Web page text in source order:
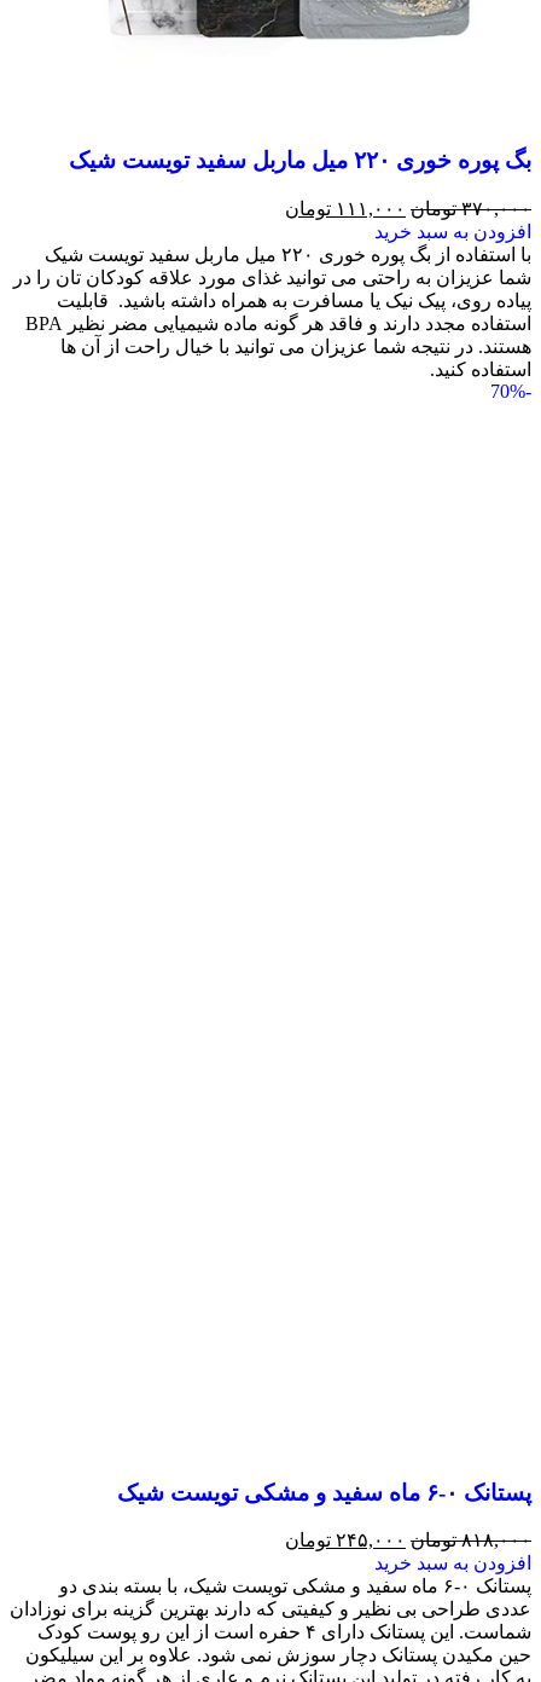
بگ پوره خوری ۲۲۰ میل ماربل سفید تویست شیک
۳۷۰,۰۰۰ تومان ۱۱۱,۰۰۰ تومان
افزودن به سبد خرید
با استفاده از بگ پوره خوری ۲۲۰ میل ماربل سفید تویست شیک
شما عزیزان به راحتی می توانید غذای مورد علاقه کودکان تان را در
پیاده روی، پیک نیک یا مسافرت به همراه داشته باشید. قابلیت
استفاده مجدد دارند و فاقد هر گونه ماده شیمیایی مضر نظیر BPA
هستند. در نتیجه شما عزیزان می توانید با خیال راحت از آن ها
استفاده کنید.
-70%
پستانک ۰-۶ ماه سفید و مشکی تویست شیک
۸۱۸,۰۰۰ تومان ۲۴۵,۰۰۰ تومان
افزودن به سبد خرید
پستانک ۰-۶ ماه سفید و مشکی تویست شیک، با بسته بندی دو
عددی طراحی بی نظیر و کیفیتی که دارند بهترین گزینه برای نوزادان
شماست. این پستانک دارای ۴ حفره است از این رو پوست کودک
حین مکیدن پستانک دچار سوزش نمی شود. علاوه بر این سیلیکون